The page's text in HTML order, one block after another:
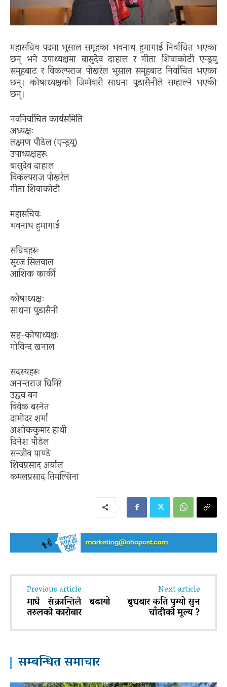
महासचिव पदमा भुसाल समूहका भवनाथ हुमागाई निर्वाचित भएका
छन् भने उपाध्यक्षमा बासुदेव दाहाल र गीता शिवाकोटी एन्ड्रयु
समूहबाट र विकल्पराज पोखरेल भुसाल समूहबाट निर्वाचित भएका
छन्। कोषाध्यक्षको जिम्मेवारी साधना पुडासैनीले सम्हाल्ने भएकी
छन्।
नवनिर्वाचित कार्यसमिति
अध्यक्षः
लक्ष्मण पौडेल (एन्ड्रयु)
उपाध्यक्षहरूः
बासुदेव दाहाल
विकल्पराज पोखरेल
गीता शिवाकोटी
महासचिवः
भवनाथ हुमागाई
सचिवहरूः
सुरज सिलवाल
आशिक कार्की
कोषाध्यक्षः
साधना पुडासैनी
सह–कोषाध्यक्षः
गोविन्द खनाल
सदस्यहरूः
अनन्तराज घिमिरे
उद्धव बन
विवेक बस्नेत
दामोदर शर्मा
अशोककुमार हाथी
दिनेश पौडेल
सन्जीव पाण्डे
शिवप्रसाद अर्याल
कमलप्रसाद तिमल्सिना
Previous article
माघे संक्रान्तिले बढायो
तरुलको कारोबार
Next article
बुधबार कति पुग्यो सुन
चाँदीको मूल्य ?
सम्बन्धित समाचार